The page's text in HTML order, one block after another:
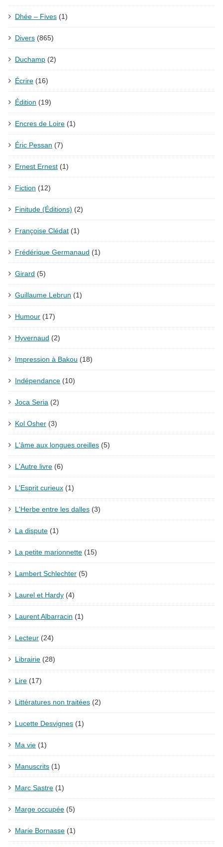
Dhée – Fives (1)
Divers (865)
Duchamp (2)
Écrire (16)
Édition (19)
Encres de Loire (1)
Éric Pessan (7)
Ernest Ernest (1)
Fiction (12)
Finitude (Éditions) (2)
Françoise Clédat (1)
Frédérique Germanaud (1)
Girard (5)
Guillaume Lebrun (1)
Humour (17)
Hyvernaud (2)
Impression à Bakou (18)
Indépendance (10)
Joca Seria (2)
Kol Osher (3)
L'âme aux longues oreilles (5)
L'Autre livre (6)
L'Esprit curieux (1)
L'Herbe entre les dalles (3)
La dispute (1)
La petite marionnette (15)
Lambert Schlechter (5)
Laurel et Hardy (4)
Laurent Albarracin (1)
Lecteur (24)
Librairie (28)
Lire (17)
Littératures non traitées (2)
Lucette Desvignes (1)
Ma vie (1)
Manuscrits (1)
Marc Sastre (1)
Marge occupée (5)
Marie Bornasse (1)